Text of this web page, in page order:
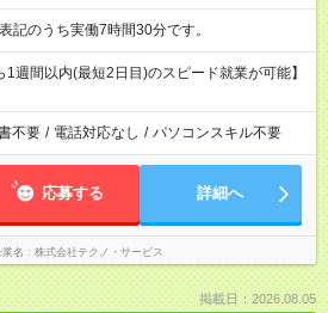
～23:15 ※表記のうち実働7時間30分です。
1週間以内(最短2日目)のスピード就業が可能】
不要 / 電話対応なし / パソコンスキル不要
応募する 詳細へ
名 株式会社テクノ・サービス
掲載日：2026.08.05